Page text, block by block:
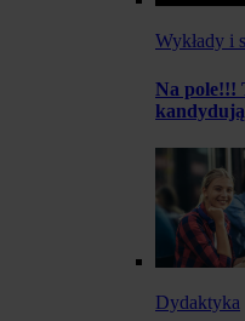
Wykłady i
Na pole!!!
Dydaktyka